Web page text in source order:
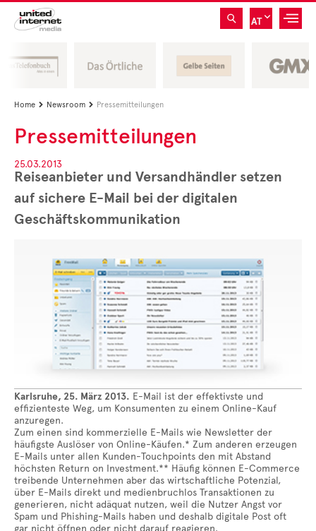
AT
Home  Newsroom  Pressemitteilungen
Pressemitteilungen
25.03.2013
Reiseanbieter und Versandhändler setzen
auf sichere E-Mail bei der digitalen
Geschäftskommunikation
Karlsruhe, 25. März 2013. E-Mail ist der effektivste und
effizienteste Weg, um Konsumenten zu einem Online-Kauf
anzuregen.
Zum einen sind kommerzielle E-Mails wie Newsletter der
häufigste Auslöser von Online-Käufen.* Zum anderen erzeugen
E-Mails unter allen Kunden-Touchpoints den mit Abstand
höchsten Return on Investment.** Häufig können E-Commerce
treibende Unternehmen aber das wirtschaftliche Potenzial,
über E-Mails direkt und medienbruchlos Transaktionen zu
generieren, nicht adäquat nutzen, weil die Nutzer Angst vor
Spam und Phishing-Mails haben und deshalb digitale Post oft
gar nicht öffnen oder nicht darauf reagieren.